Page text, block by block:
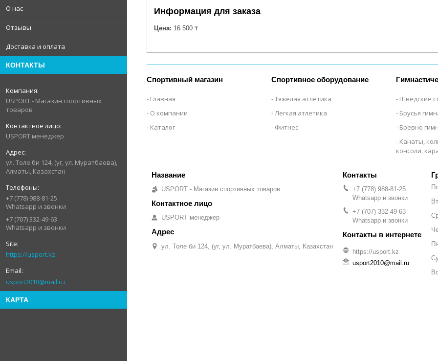
О нас
Отзывы
Доставка и оплата
КОНТАКТЫ
USPORT - Магазин спортивных
товаров
USPORT менеджер
ул. Толе би 124, (уг, ул. Муратбаева),
Алматы, Казахстан
+7 (778) 988-81-25
Whatsapp и звонки
+7 (707) 332-49-63
Whatsapp и звонки
https://usport.kz
usport2010@mail.ru
КАРТА
Информация для заказа
Цена: 16 500 ₸
Спортивный магазин
Главная
О компании
Каталог
Спортивное оборудование
Тяжелая атлетика
Легкая атлетика
Фитнес
Шведские
Брусья
Бревно
Канаты,
консоли,
USPORT - Магазин спортивных товаров
USPORT менеджер
ул. Толе би 124, (уг, ул. Муратбаева), Алматы, Казахстан
+7 (778) 988-81-25
Whatsapp и звонки
+7 (707) 332-49-63
Whatsapp и звонки
https://usport.kz
usport2010@mail.ru